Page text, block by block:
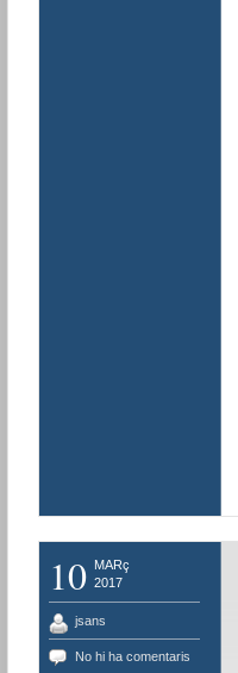
10
MARç
2017
jsans
No hi ha comentaris